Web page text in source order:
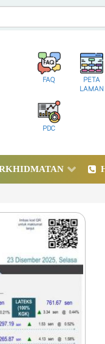
FAQ
PETA
LAMAN
PDC